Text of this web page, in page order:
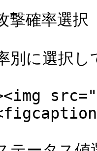
撃確率選
別に選択し